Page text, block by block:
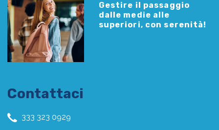
Gestire il passaggio
dalle medie alle
superiori, con serenità!
Contattaci
333 323 0929